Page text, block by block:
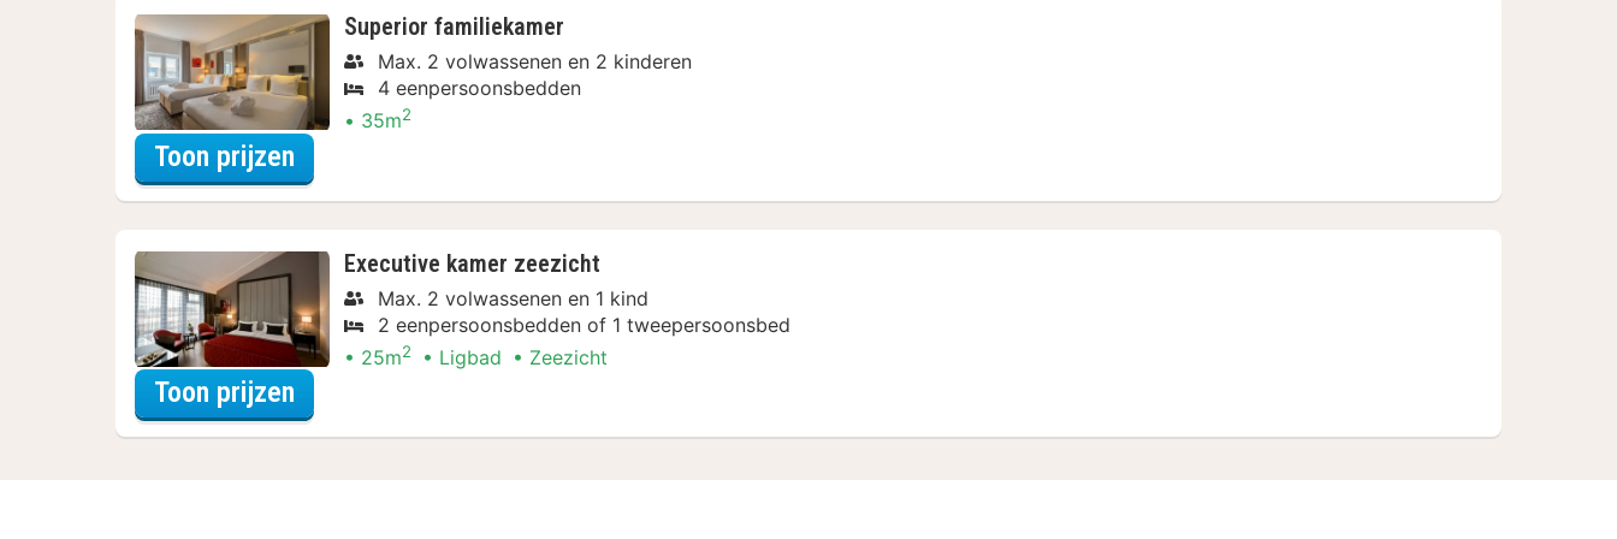
Superior familiekamer
Max. 2 volwassenen en 2 kinderen
4 eenpersoonsbedden
35m2
Toon prijzen
Executive kamer zeezicht
Max. 2 volwassenen en 1 kind
2 eenpersoonsbedden of 1 tweepersoonsbed
25m2 Ligbad Zeezicht
Toon prijzen